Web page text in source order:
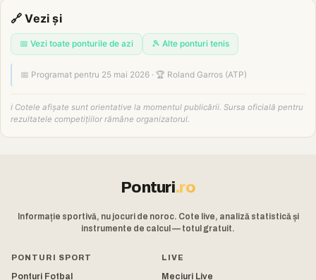
🔗 Vezi și
📅 Vezi toate ponturile de azi 🎾 Alte ponturi tenis
📅 Programat pentru 25 mai 2026 · 🏆 Roland Garros (ATP)
ℹ️ Cotele afișate sunt orientative la momentul publicării. Sursa oficială pentru
rezultatele competițiilor rămâne organizatorul.
Ponturi.ro
Informație sportivă, nu jocuri de noroc. Cote live, analiză statistică și
instrumente de calcul — totul gratuit.
PONTURI SPORT
Ponturi Fotbal
LIVE
Meciuri Live